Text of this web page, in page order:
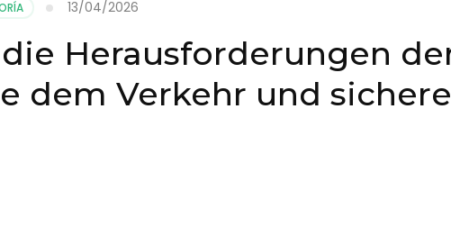
13/04/2026
Herausforderungen
dem Verkehr und